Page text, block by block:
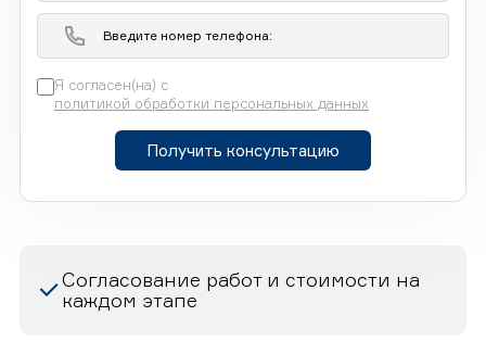
Я согласен(на) с
политикой обработки персональных данных
Получить консультацию
Согласование работ и стоимости на
каждом этапе